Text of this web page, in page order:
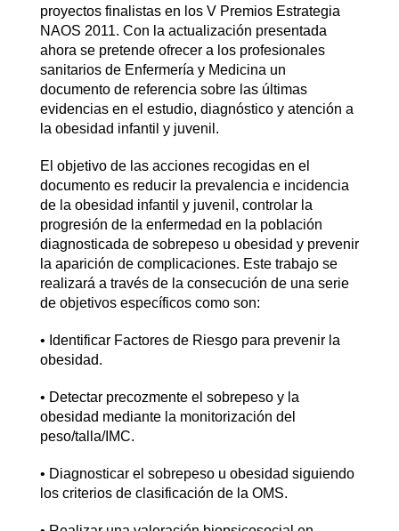
proyectos finalistas en los V Premios Estrategia
NAOS 2011. Con la actualización presentada
ahora se pretende ofrecer a los profesionales
sanitarios de Enfermería y Medicina un
documento de referencia sobre las últimas
evidencias en el estudio, diagnóstico y atención a
la obesidad infantil y juvenil.
El objetivo de las acciones recogidas en el
documento es reducir la prevalencia e incidencia
de la obesidad infantil y juvenil, controlar la
progresión de la enfermedad en la población
diagnosticada de sobrepeso u obesidad y prevenir
la aparición de complicaciones. Este trabajo se
realizará a través de la consecución de una serie
de objetivos específicos como son:
• Identificar Factores de Riesgo para prevenir la
obesidad.
• Detectar precozmente el sobrepeso y la
obesidad mediante la monitorización del
peso/talla/IMC.
• Diagnosticar el sobrepeso u obesidad siguiendo
los criterios de clasificación de la OMS.